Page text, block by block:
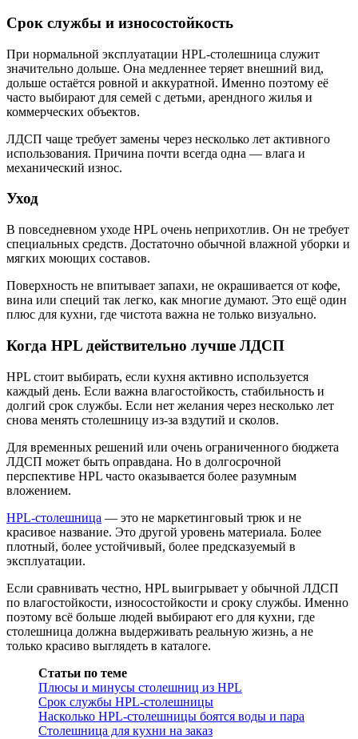
Срок службы и износостойкость
При нормальной эксплуатации HPL-столешница служит
значительно дольше. Она медленнее теряет внешний вид,
дольше остаётся ровной и аккуратной. Именно поэтому её
часто выбирают для семей с детьми, арендного жилья и
коммерческих объектов.
ЛДСП чаще требует замены через несколько лет активного
использования. Причина почти всегда одна — влага и
механический износ.
Уход
В повседневном уходе HPL очень неприхотлив. Он не требует
специальных средств. Достаточно обычной влажной уборки и
мягких моющих составов.
Поверхность не впитывает запахи, не окрашивается от кофе,
вина или специй так легко, как многие думают. Это ещё один
плюс для кухни, где чистота важна не только визуально.
Когда HPL действительно лучше ЛДСП
HPL стоит выбирать, если кухня активно используется
каждый день. Если важна влагостойкость, стабильность и
долгий срок службы. Если нет желания через несколько лет
снова менять столешницу из-за вздутий и сколов.
Для временных решений или очень ограниченного бюджета
ЛДСП может быть оправдана. Но в долгосрочной
перспективе HPL часто оказывается более разумным
вложением.
HPL-столешница — это не маркетинговый трюк и не
красивое название. Это другой уровень материала. Более
плотный, более устойчивый, более предсказуемый в
эксплуатации.
Если сравнивать честно, HPL выигрывает у обычной ЛДСП
по влагостойкости, износостойкости и сроку службы. Именно
поэтому всё больше людей выбирают его для кухни, где
столешница должна выдерживать реальную жизнь, а не
только красиво выглядеть в каталоге.
Cтатьи по теме
Плюсы и минусы столешниц из HPL
Срок службы HPL-столешницы
Насколько HPL-столешницы боятся воды и пара
Столешница для кухни на заказ